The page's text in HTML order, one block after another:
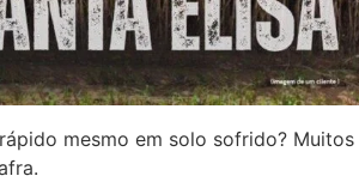
mesmo em solo sofrido? Muitos